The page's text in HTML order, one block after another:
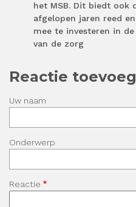
het MSB. Dit biedt ook
afgelopen jaren reed
mee te investeren in
van de zorg
Reactie
Uw naam
Onderwerp
Reactie